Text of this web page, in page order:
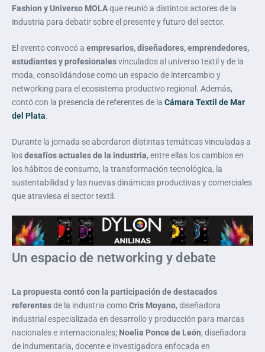
Fashion y Universo MOLAque reunió a distintos actores de la
industria para debatir sobre el presente y futuro del sector.
El evento convocó a empresarios, diseñadores, emprendedores,
estudiantes y profesionalesvinculados al universo textil y de la
moda, consolidándose como un espacio de intercambio y
networking para el ecosistema productivo regional. Además,
contó con la presencia de referentes de la Cámara Textil de Mar
del Plata.
Durante la jornada se abordaron distintas temáticas vinculadas a
losdesafíos actuales de la industria, entre ellas los cambios en
los hábitos de consumo, la transformación tecnológica, la
sustentabilidad y las nuevas dinámicas productivas y comerciales
que atraviesa el sector textil.
Un espacio de networking y debate
La propuesta contó con la participación de destacados
referentesde la industria comoCris Moyano, diseñadora
industrial especializada en desarrollo y producción para marcas
nacionales e internacionales; Noelia Ponce de León, diseñadora
de indumentaria, docente e investigadora enfocada en